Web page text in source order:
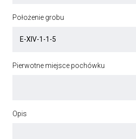
Położenie grobu
Pierwotne miejsce pochówku
Opis